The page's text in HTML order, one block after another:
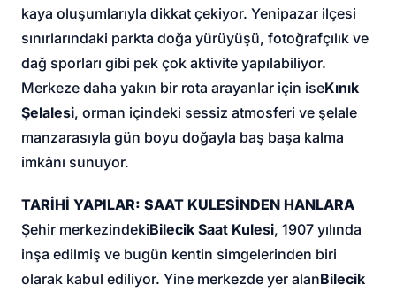
kaya oluşumlarıyla dikkat çekiyor. Yenipazar ilçesi
sınırlarındaki parkta doğa yürüyüşü, fotoğrafçılık ve
dağ sporları gibi pek çok aktivite yapılabiliyor.
Merkeze daha yakın bir rota arayanlar için iseKınık
Şelalesi, orman içindeki sessiz atmosferi ve şelale
manzarasıyla gün boyu doğayla baş başa kalma
imkânı sunuyor.
TARİHİ YAPILAR: SAAT KULESİNDEN HANLARA
Şehir merkezindekiBilecik Saat Kulesi, 1907 yılında
inşa edilmiş ve bugün kentin simgelerinden biri
olarak kabul ediliyor. Yine merkezde yer alanBilecik